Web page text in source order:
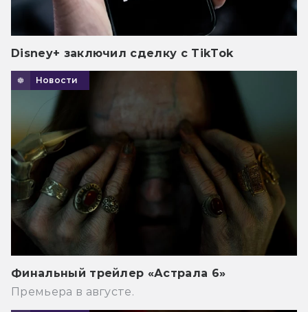
Disney+ заключил сделку с TikTok
Новости
Финальный трейлер «Астрала 6»
Премьера в августе.